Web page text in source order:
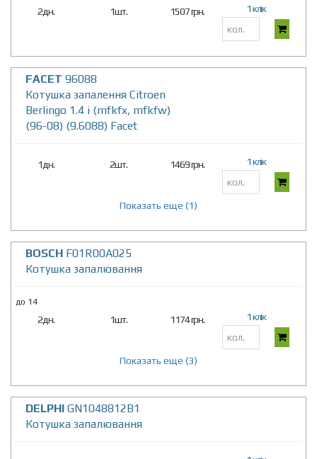
2дн. 1шт. 1507 грн. 1 клік
FACET 96088
Котушка запалення Citroen
Berlingo 1.4 i (mfkfx, mfkfw)
(96-08) (9.6088) Facet
1дн. 2шт. 1469 грн. 1 клік
Показать еще (1)
BOSCH F01R00A025
Котушка запалювання
до 14
2дн. 1шт. 1174 грн. 1 клік
Показать еще (3)
DELPHI GN1048812B1
Котушка запалювання